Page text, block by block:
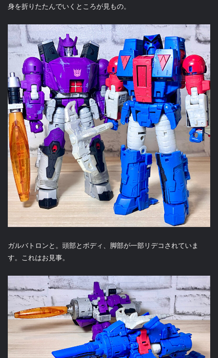
身を折りたたんでいくところが見もの。
ガルバトロンと。頭部とボディ、脚部が一部リデコされていま
す。これはお見事。